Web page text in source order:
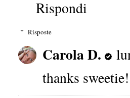
Rispondi
Risposte
Carola D.
thanks